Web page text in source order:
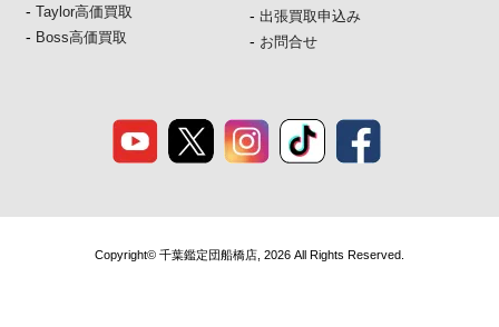
-Taylor高価買取
- Boss高価買取
- 出張買取申込み
- お問合せ
Copyright© 千葉鑑定団船橋店, 2026 All Rights Reserved.